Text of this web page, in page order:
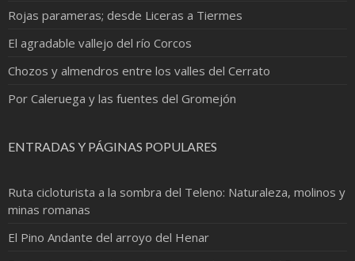
Rojas parameras; desde Liceras a Tiermes
El agradable vallejo del río Corcos
Chozos y almendros entre los valles del Cerrato
Por Caleruega y las fuentes del Gromejón
ENTRADAS Y PÁGINAS POPULARES
Ruta cicloturista a la sombra del Teleno: Naturaleza, molinos y
minas romanas
El Pino Andante del arroyo del Henar